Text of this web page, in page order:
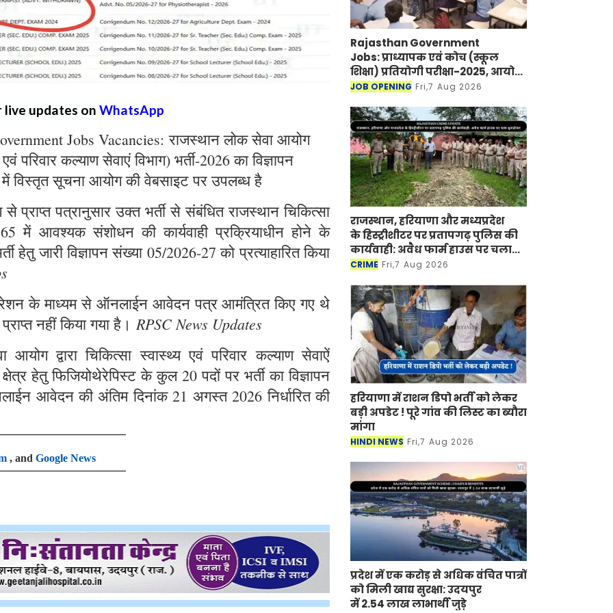
live updates on WhatsApp
Jobs Vacancies: राजस्थान लोक सेवा आयोग
परिवार कल्याण सेवाएं विभाग) भर्ती-2026 का विज्ञापन
में विस्तृत सूचना आयोग की वेबसाइट पर उपलब्ध है
प्राप्त पत्रानुसार उक्त भर्ती से संबंधित राजस्थान चिकित्सा
में आवश्यक संशोधन की कार्यवाही प्रक्रियाधीन होने के
जारी विज्ञापन संख्या 05/2026-27 को प्रत्याहारित किया
के माध्यम से ऑनलाईन आवेदन पत्र आमंत्रित किए गए थे
नहीं किया गया है। RPSC News Updates
द्वारा चिकित्सा स्वास्थ्य एवं परिवार कल्याण सेवाऐं
हेतु फिजियोथेरेपिस्ट के कुल 20 पदों पर भर्ती का विज्ञापन
आवेदन की अंतिम दिनांक 21 अगस्त 2026 निर्धारित की
, and Google News
Rajasthan Government
Jobs: प्राध्यापक एवं कोच (स्कूल
शिक्षा) प्रतियोगी परीक्षा-2025, आयोग
ने जारी की हिंदी विषय की विचारित
JOB OPENING Fri,7 Aug 2026
राजस्थान, हरियाणा और मध्यप्रदेश
के हिस्ट्रीशीटर पर प्रतापगढ़ पुलिस की
कार्यवाही: अवैध फार्म हाउस पर चला
बुलडोजर
CRIME Fri,7 Aug 2026
हरियाणा में राशन डिपो भर्ती को लेकर
बड़ी अपडेट ! पूरे गांव की लिस्ट का ब्यौरा
मांगा
HINDI NEWS Fri,7 Aug 2026
प्रदेश में एक करोड़ से अधिक वंचित पात्रों
को मिली खाद्य सुरक्षा: उदयपुर
में 2.54 लाख लाभार्थी जुड़े